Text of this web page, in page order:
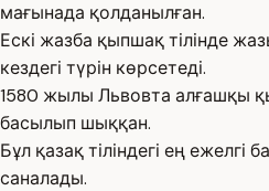
мағынада қолданылған.
Ескі жазба қыпшақ тілінде
кездегі түрін көрсетеді.
1580 жылы Львовта алғашқы
басылып шыққан.
Бұл қазақ тіліндегі ең ежелгі
саналады.